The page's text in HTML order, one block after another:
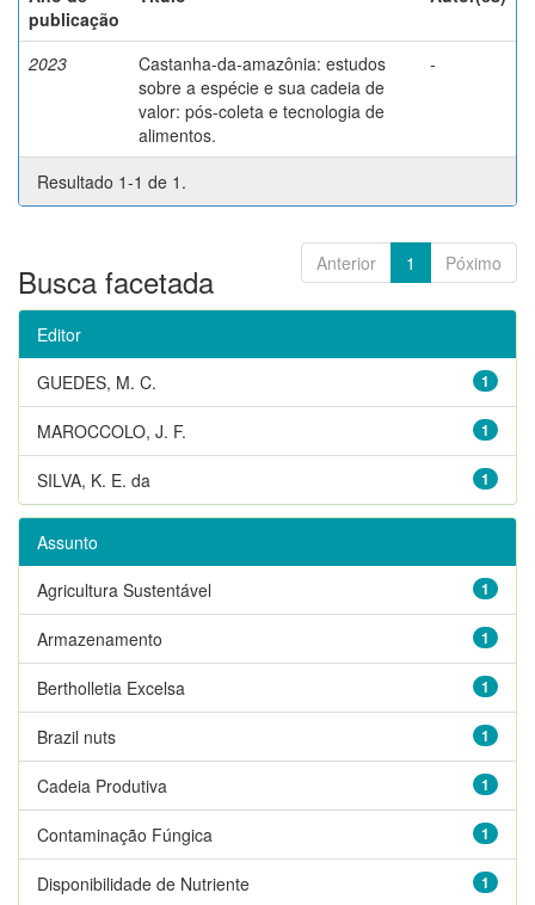
publicação
2023
Castanha-da-amazônia: estudos
sobre a espécie e sua cadeia de
valor: pós-coleta e tecnologia de
alimentos.
-
Resultado 1-1 de 1.
Anterior 1 Póximo
Busca facetada
Editor
1
GUEDES, M. C.
1
MAROCCOLO, J. F.
1
SILVA, K. E. da
Assunto
1
Agricultura Sustentável
1
Armazenamento
1
Bertholletia Excelsa
1
Brazil nuts
1
Cadeia Produtiva
1
Contaminação Fúngica
1
Disponibilidade de Nutriente